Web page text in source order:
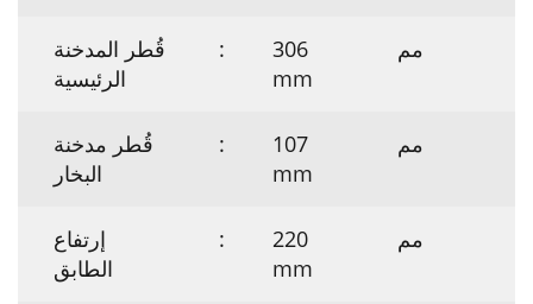
قُطر المدخنة
الرئيسية
:
306
mm
مم
قُطر مدخنة
البخار
:
107
mm
مم
إرتفاع
الطابق
:
220
mm
مم